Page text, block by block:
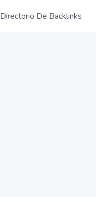
Directorio De Backlinks